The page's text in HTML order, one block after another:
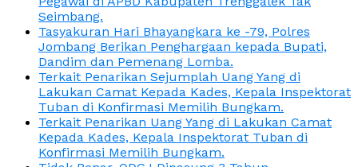
Seimbang.
Tasyakuran Hari Bhayangkara ke -79, Polres
Jombang Berikan Penghargaan kepada Bupati,
Dandim dan Pemenang Lomba.
Terkait Penarikan Sejumplah Uang Yang di
Lakukan Camat Kepada Kades, Kepala Inspektorat
Tuban di Konfirmasi Memilih Bungkam.
Terkait Penarikan Uang Yang di Lakukan Camat
Kepada Kades, Kepala Inspektorat Tuban di
Konfirmasi Memilih Bungkam.